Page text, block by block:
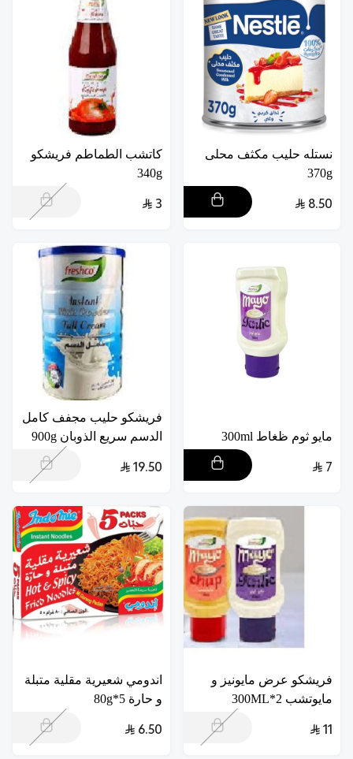
نستله حليب مكثف محلى
370g
8.50
كاتشب الطماطم فريشكو
340g
3
مايو ثوم ظغاط 300ml
7
فريشكو حليب مجفف كامل
الدسم سريع الذوبان 900g
19.50
فريشكو عرض مايونيز و
مايوتشب 2*300ML
11
اندومي شعيرية مقلية متبلة
و حارة 5*80g
6.50